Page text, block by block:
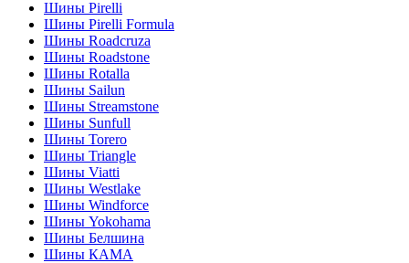
Шины Pirelli
Шины Pirelli Formula
Шины Roadcruza
Шины Roadstone
Шины Rotalla
Шины Sailun
Шины Streamstone
Шины Sunfull
Шины Torero
Шины Triangle
Шины Viatti
Шины Westlake
Шины Windforce
Шины Yokohama
Шины Белшина
Шины КАМА